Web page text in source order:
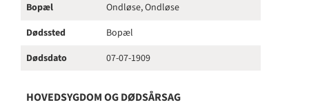
Bopæl
Ondløse, Ondløse
Dødssted
Bopæl
Dødsdato
07-07-1909
HOVEDSYGDOM OG DØDSÅRSAG